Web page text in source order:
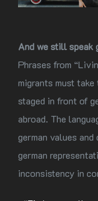
And we still speak
Phrases from
migrants must
staged in front of
abroad. The
german values
german
inconsistency in